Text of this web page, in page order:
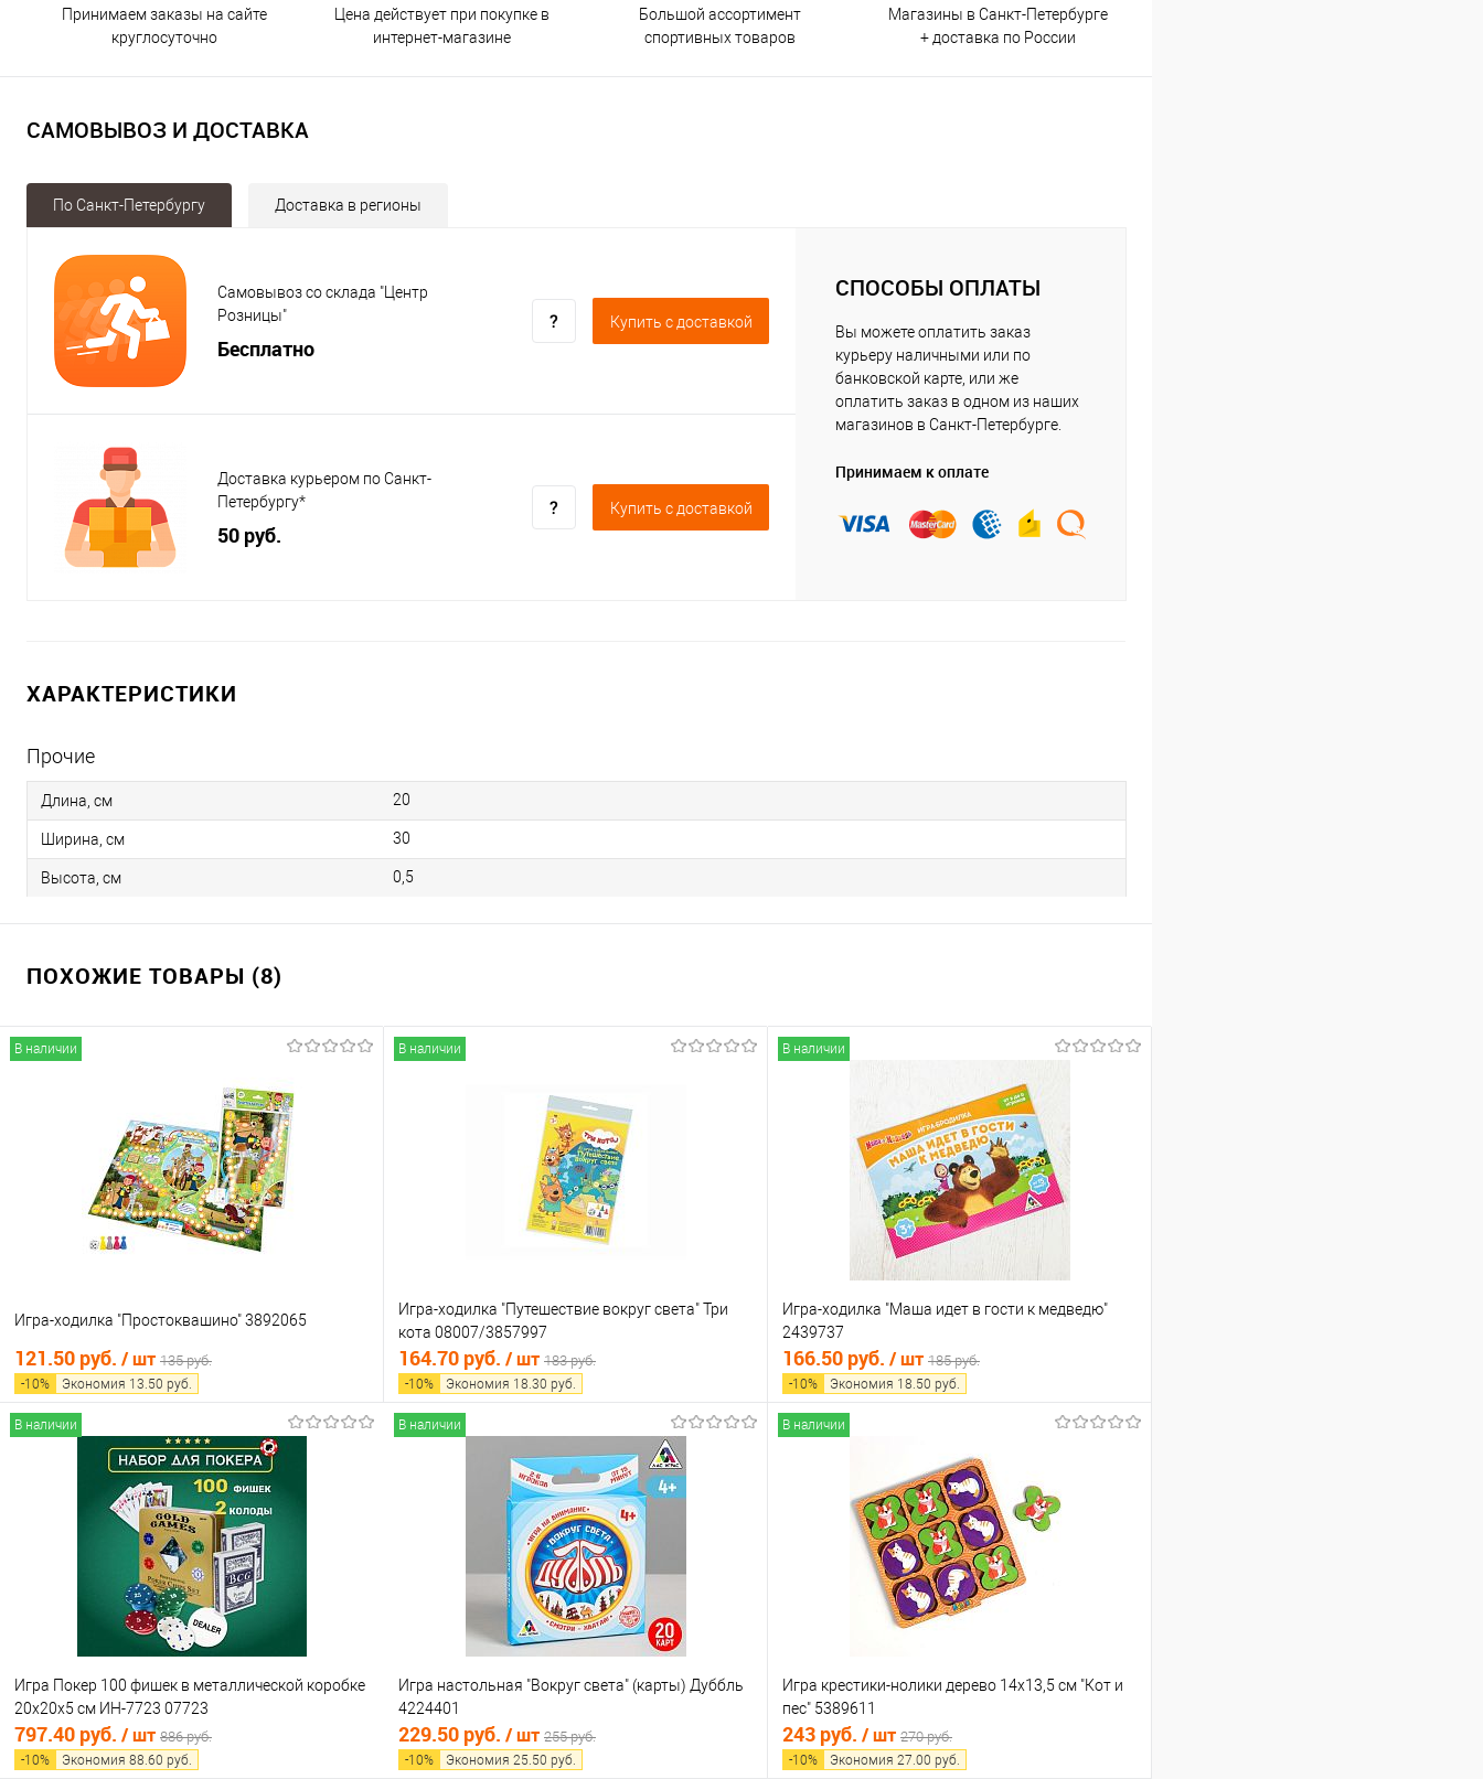
Принимаем заказы на сайте
круглосуточно
Цена действует при покупке в
интернет-магазине
Большой ассортимент
спортивных товаров
Магазины в Санкт-Петербурге
+ доставка по России
САМОВЫВОЗ И ДОСТАВКА
По Санкт-Петербургу Доставка в регионы
Самовывоз со склада "Центр
Розницы"
Бесплатно
Купить c доставкой
Доставка курьером по Санкт-
Петербургу*
50 руб.
Купить c доставкой
СПОСОБЫ ОПЛАТЫ
Вы можете оплатить заказ
курьеру наличными или по
банковской карте, или же
оплатить заказ в одном из наших
магазинов в Санкт-Петербурге.
Принимаем к оплате
ХАРАКТЕРИСТИКИ
Прочие
Длина, см 20
Ширина, см 30
Высота, см 0,5
ПОХОЖИЕ ТОВАРЫ (8)
В наличии
Игра-ходилка "Простоквашино" 3892065
121.50 руб. / шт 135 руб.
-10% Экономия 13.50 руб.
В корзину
Купить в 1 клик
Сравнение
В наличии
В наличии
Игра-ходилка "Путешествие вокруг света" Три
кота 08007/3857997
164.70 руб. / шт 183 руб.
-10% Экономия 18.30 руб.
Купить в 1 клик
Сравнение
В наличии
В наличии
Игра-ходилка "Маша идет в гости к медведю"
2439737
166.50 руб. / шт 185 руб.
-10% Экономия 18.50 руб.
Купить в 1 клик
Сравнение
В избранное
В наличии
В наличии
Игра Покер 100 фишек в металлической коробке
20х20х5 см ИН-7723 07723
797.40 руб. / шт 886 руб.
-10% Экономия 88.60 руб.
В наличии
Игра настольная "Вокруг света" (карты) Дуббль
4224401
229.50 руб. / шт 255 руб.
-10% Экономия 25.50 руб.
В наличии
Игра крестики-нолики дерево 14х13,5 см "Кот и
пес" 5389611
243 руб. / шт 270 руб.
-10% Экономия 27.00 руб.